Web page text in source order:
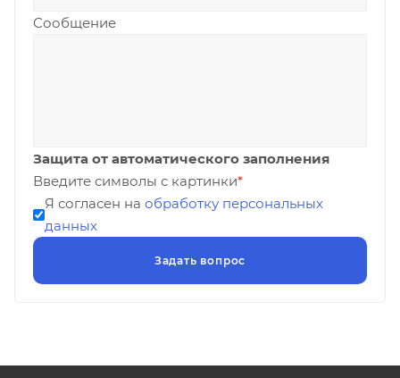
Сообщение
Защита от автоматического заполнения
Введите символы с картинки*
Я согласен на обработку персональных
данных